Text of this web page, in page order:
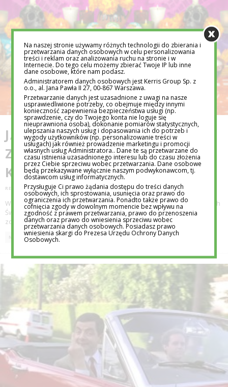
JAK WYGLĄDA ŚWIĘTO
ZMARŁYCH W INNYCH
KRAJACH?
REDAKCJA EDUTORIAL.PL 1 LIS 2016
W pierwszy dzień listopada Kościół łaciński obchodzi święto Wszystkich
Świętych, w którym chrześcijanie czczą wszystkich zmarłych, którzy
zostali zbawieni. Dzie...
NAUKA
Na naszej stronie używamy różnych technologii do zbierania i
przetwarzania danych osobowych w celu personalizowania
treści i reklam oraz analizowania ruchu na stronie i w
Internecie. Do tego celu możemy zbierać Twoje IP lub inne
dane osobowe, które nam podasz.
Administratorem danych osobowych jest Kerris Group Sp. z
o.o., al. Jana Pawła II 27, 00-867 Warszawa.
Przetwarzanie danych jest uzasadnione z uwagi na nasze
usprawiedliwione potrzeby, co obejmuje między innymi
konieczność zapewnienia bezpieczeństwa usługi (np.
sprawdzenie, czy do Twojego konta nie loguje się
nieuprawniona osoba), dokonanie pomiarów statystycznych,
ulepszania naszych usług i dopasowania ich do potrzeb i
wygody użytkowników (np. personalizowanie treści w
usługach) jak również prowadzenie marketingu i promocji
własnych usług Administratora.. Dane te są przetwarzane do
czasu istnienia uzasadnionego interesu lub do czasu złożenia
przez Ciebie sprzeciwu wobec przetwarzania. Dane osobowe
będą przekazywane wyłącznie naszym podwykonawcom, tj.
dostawcom usług informatycznych.
Przysługuje Ci prawo żądania dostępu do treści danych
osobowych, ich sprostowania, usunięcia oraz prawo do
ograniczenia ich przetwarzania. Ponadto także prawo do
cofnięcia zgody w dowolnym momencie bez wpływu na
zgodność z prawem przetwarzania, prawo do przenoszenia
danych oraz prawo do wniesienia sprzeciwu wobec
przetwarzania danych osobowych. Posiadasz prawo
wniesienia skargi do Prezesa Urzędu Ochrony Danych
Osobowych.